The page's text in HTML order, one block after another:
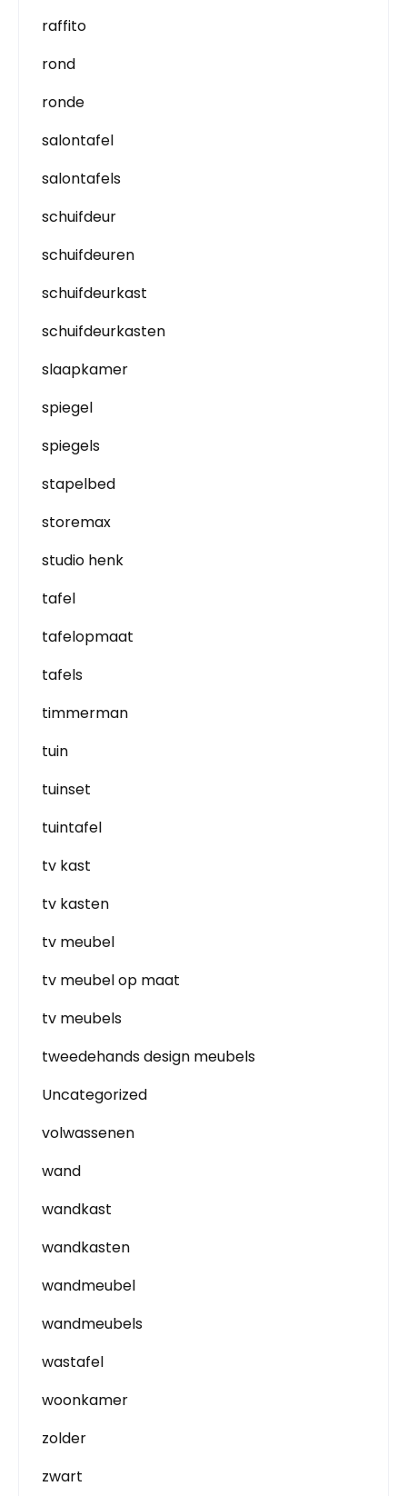
raffito
rond
ronde
salontafel
salontafels
schuifdeur
schuifdeuren
schuifdeurkast
schuifdeurkasten
slaapkamer
spiegel
spiegels
stapelbed
storemax
studio henk
tafel
tafelopmaat
tafels
timmerman
tuin
tuinset
tuintafel
tv kast
tv kasten
tv meubel
tv meubel op maat
tv meubels
tweedehands design meubels
Uncategorized
volwassenen
wand
wandkast
wandkasten
wandmeubel
wandmeubels
wastafel
woonkamer
zolder
zwart